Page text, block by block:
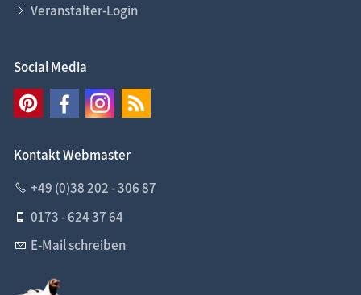
Veranstalter-Login
Social Media
Kontakt Webmaster
+49 (0)38 202 - 306 87
0173 - 624 37 64
E-Mail schreiben